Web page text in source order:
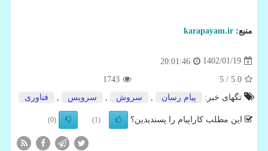
منبع: karapayam.ir
1402/01/19
20:01:46
5.0
/ 5
1743
تگهای خبر:
پیام رسان سروش سرویس فناوری
این مطلب کاراپیام را پسندیدین؟ (1)
(0)